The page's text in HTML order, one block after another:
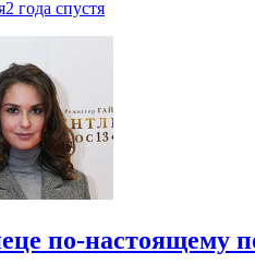
2 года спустя
по-настоящему